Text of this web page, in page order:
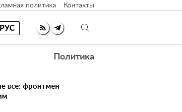
политика Контакты
РУС
Политика
все: фронтмен